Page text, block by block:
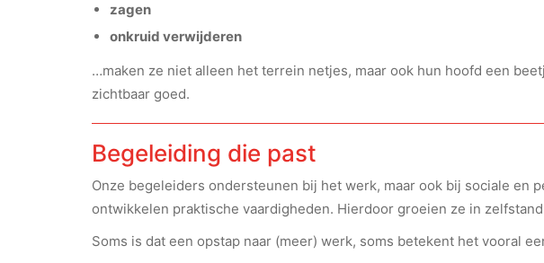
zagen
onkruid verwijderen
…maken ze niet alleen het terrein netjes, maar ook hun hoofd een
zichtbaar goed.
Begeleiding die past
Onze begeleiders ondersteunen bij het werk, maar ook bij sociale en
ontwikkelen praktische vaardigheden. Hierdoor groeien ze in
Soms is dat een opstap naar (meer) werk, soms betekent het vooral